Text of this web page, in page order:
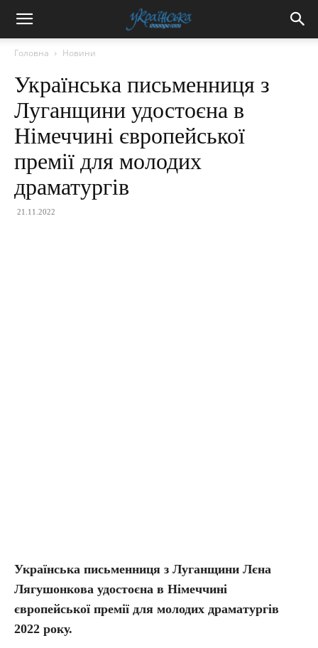
Головна Новини
Українська письменниця з
Луганщини удостоєна в
Німеччині європейської
премії для молодих
драматургів
21.11.2022
Українська письменниця з Луганщини Лєна
Лягушонкова удостоєна в Німеччині
європейської премії для молодих драматургів
2022 року.